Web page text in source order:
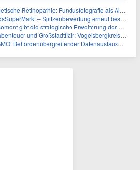
Retinopathie: Fundusfotografie als Alternative zur Ophthalmoskopie
– Spitzenbewertung erneut bestätigt
gibt die strategische Erweiterung des Konzessionspakets Choquelimpie auf 9.048 Hektar bekannt
und Großstadtflair: Vogelsbergkreis blickt auf zwei erfolgreiche Sommerfreizeiten zurück
Behördenübergreifender Datenaustausch für Millionen Bürger:innen – Teil 1